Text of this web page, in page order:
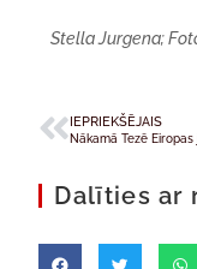
Stella Jurgena;
IEPRIEKŠĒJAIS
Dalīties ar